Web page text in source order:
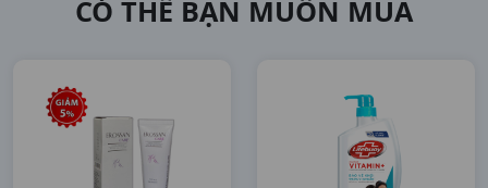
CÓ THỂ BẠN MUỐN MUA